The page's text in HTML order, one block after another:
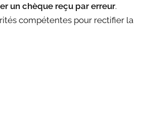
un chèque reçu par erreur.
compétentes pour rectifier la